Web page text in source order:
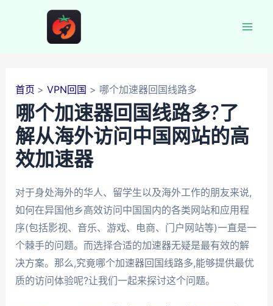
首页 VPN回国 哪个加速器回国线路多
哪个加速器回国线路多?了
解从海外访问中国网站的高
效加速器
对于身处海外的华人、留学生以及海外工作的朋友来说,
如何在异国他乡高效访问中国国内的各类网站和应用程
序(包括影视、音乐、游戏、电商、门户网站等)一直是一
个棘手的问题。而选择合适的加速器无疑是最有效的解
决方案。那么,究竟哪个加速器回国线路多,能够提供最优
质的访问体验呢?让我们一起来探讨这个问题。